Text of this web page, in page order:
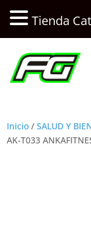
Inicio /SALUD Y
AK-T033
Tienda